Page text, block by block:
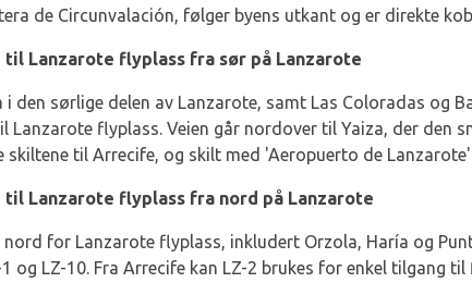
de Circunvalación, følger byens utkant og er direkte
Lanzarote flyplass fra sør på Lanzarote
i den sørlige delen av Lanzarote, samt Las Coloradas og
Lanzarote flyplass. Veien går nordover til Yaiza, der den
skiltene til Arrecife, og skilt med 'Aeropuerto de
Lanzarote flyplass fra nord på Lanzarote
nord for Lanzarote flyplass, inkludert Orzola, Haría og
og LZ-10. Fra Arrecife kan LZ-2 brukes for enkel tilgang til